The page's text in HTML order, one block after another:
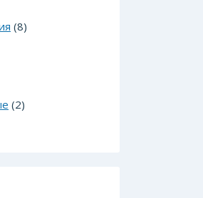
(8)
(2)